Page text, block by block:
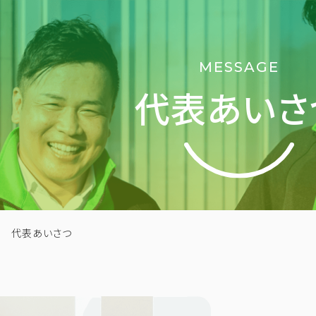
MESSAGE
代表あい
代表あいさつ